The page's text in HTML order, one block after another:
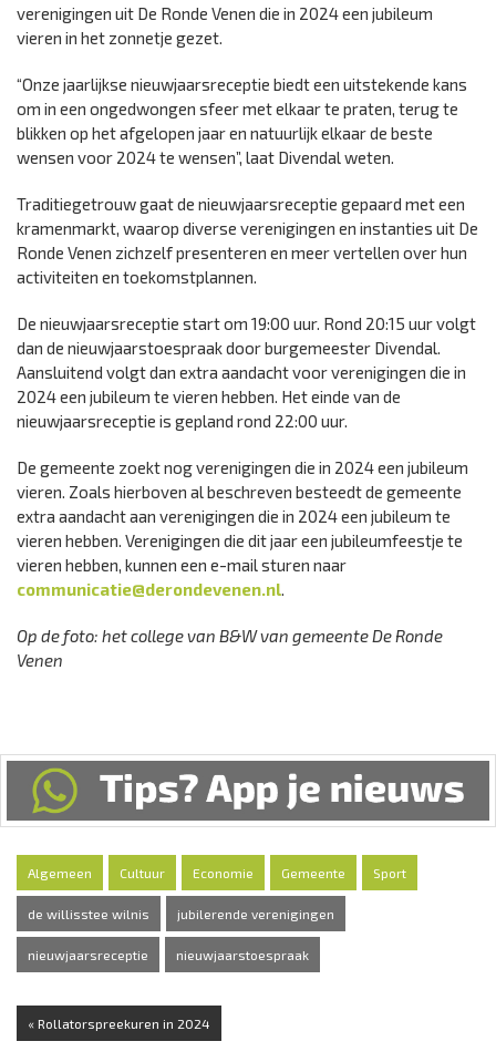
verenigingen uit De Ronde Venen die in 2024 een jubileum
vieren in het zonnetje gezet.
“Onze jaarlijkse nieuwjaarsreceptie biedt een uitstekende kans
om in een ongedwongen sfeer met elkaar te praten, terug te
blikken op het afgelopen jaar en natuurlijk elkaar de beste
wensen voor 2024 te wensen”, laat Divendal weten.
Traditiegetrouw gaat de nieuwjaarsreceptie gepaard met een
kramenmarkt, waarop diverse verenigingen en instanties uit De
Ronde Venen zichzelf presenteren en meer vertellen over hun
activiteiten en toekomstplannen.
De nieuwjaarsreceptie start om 19:00 uur. Rond 20:15 uur volgt
dan de nieuwjaarstoespraak door burgemeester Divendal.
Aansluitend volgt dan extra aandacht voor verenigingen die in
2024 een jubileum te vieren hebben. Het einde van de
nieuwjaarsreceptie is gepland rond 22:00 uur.
De gemeente zoekt nog verenigingen die in 2024 een jubileum
vieren. Zoals hierboven al beschreven besteedt de gemeente
extra aandacht aan verenigingen die in 2024 een jubileum te
vieren hebben. Verenigingen die dit jaar een jubileumfeestje te
vieren hebben, kunnen een e-mail sturen naar
communicatie@derondevenen.nl.
Op de foto: het college van B&W van gemeente De Ronde
Venen
Algemeen Cultuur Economie Gemeente Sport
de willisstee wilnis jubilerende verenigingen
nieuwjaarsreceptie nieuwjaarstoespraak
« Rollatorspreekuren in 2024